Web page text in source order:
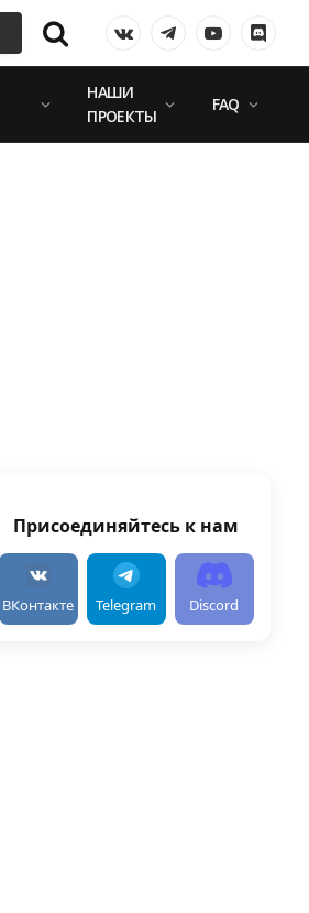
VKontakteTelegramYouTube
НАШИ
ПРОЕКТЫ
FAQ
Присоединяйтесь к нам
ВКонтакте Telegram Discord